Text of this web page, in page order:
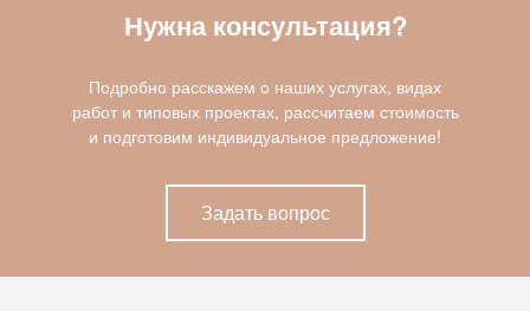
Нужна консультация?
Подробно расскажем о наших услугах, видах
работ и типовых проектах, рассчитаем стоимость
и подготовим индивидуальное предложение!
Задать вопрос